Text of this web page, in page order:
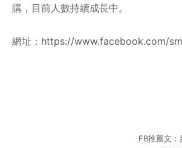
聯絡方式
購，目前人數持續成長中。
網址： https://www.facebook.com/
FB推薦文